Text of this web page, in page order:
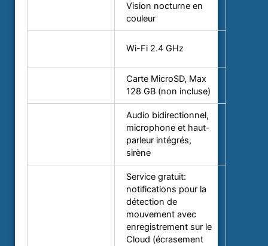
Vision nocturne en
couleur
Wi-Fi 2.4 GHz
Carte MicroSD, Max
128 GB (non incluse)
Audio bidirectionnel,
microphone et haut-
parleur intégrés,
sirène
Service gratuit:
notifications pour la
détection de
mouvement avec
enregistrement sur le
Cloud (écrasement